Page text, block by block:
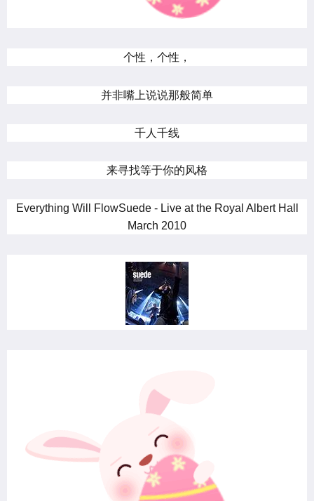
个性，个性，
并非嘴上说说那般简单
千人千线
来寻找等于你的风格
Everything Will FlowSuede - Live at the Royal Albert Hall
March 2010